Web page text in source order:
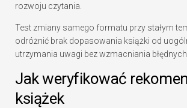
rozwoju czytania.
Test zmiany samego formatu przy stałym
odróżnić brak dopasowania książki od
utrzymania uwagi bez wzmacniania
Jak weryfikować
książek